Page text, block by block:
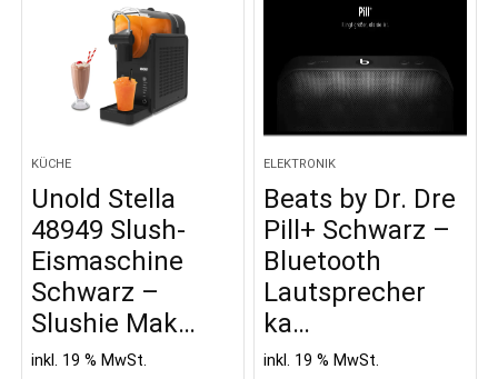
KÜCHE
Unold Stella
48949 Slush-
Eismaschine
Schwarz –
Slushie Mak…
inkl. 19 % MwSt.
ELEKTRONIK
Beats by Dr. Dre
Pill+ Schwarz –
Bluetooth
Lautsprecher
ka…
inkl. 19 % MwSt.